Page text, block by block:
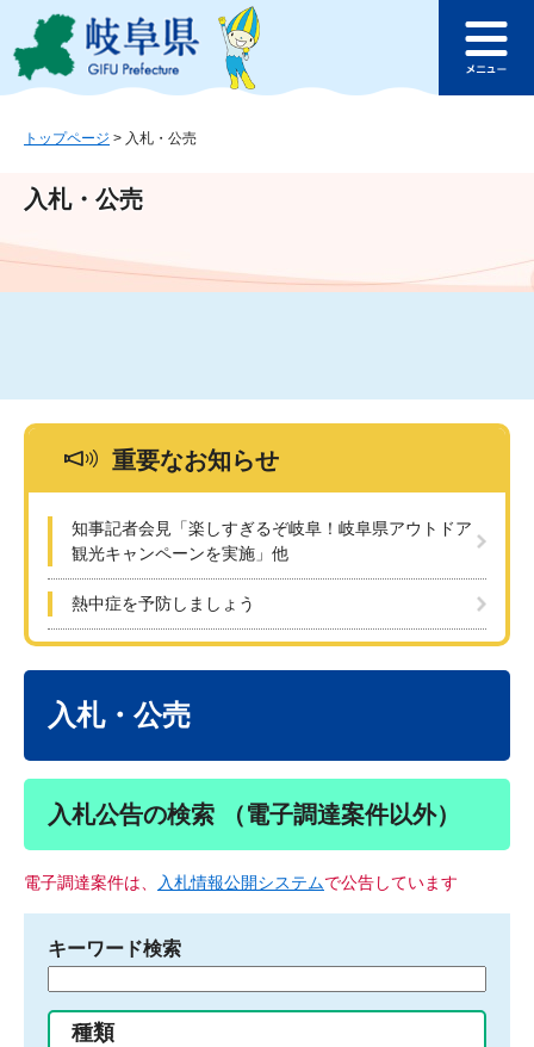
ジ
ュ
文
このページの本文へ
ュ
トップページ > 入札・公売
入札・公売
重要なお知らせ
知事記者会見「楽しすぎるぞ岐阜！岐阜県アウトドア
観光キャンペーンを実施」他
熱中症を予防しましょう
入札・公売
入札公告の検索 （電子調達案件以外）
電子調達案件は、 入札情報公開システムで公告しています
キーワード検索
種類